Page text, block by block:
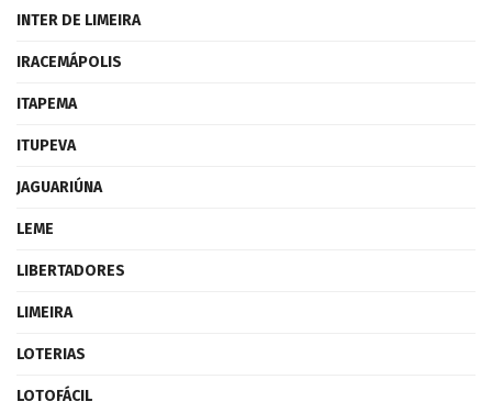
INTER DE LIMEIRA
IRACEMÁPOLIS
ITAPEMA
ITUPEVA
JAGUARIÚNA
LEME
LIBERTADORES
LIMEIRA
LOTERIAS
LOTOFÁCIL